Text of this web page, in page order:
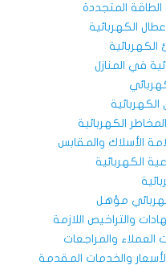
المتجددة
الكهربائية
في المنازل
الكهربائية
الكهربائية
الأسلاك والمقابس
الكهربائية
مؤهل
والتراخيص اللازمة
العملاء والمراجعات
الأسعار والخدمات المقدمة